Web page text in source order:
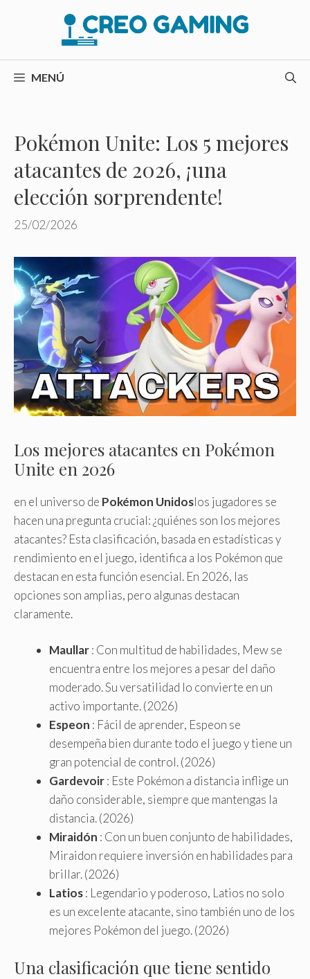
MENÚ
Pokémon Unite: Los 5 mejores
atacantes de 2026, ¡una
elección sorprendente!
25/02/2026
Los mejores atacantes en Pokémon
Unite en 2026
en el universo de Pokémon Unidoslos jugadores se
hacen una pregunta crucial: ¿quiénes son los mejores
atacantes? Esta clasificación, basada en estadísticas y
rendimiento en el juego, identifica a los Pokémon que
destacan en esta función esencial. En 2026, las
opciones son amplias, pero algunas destacan
claramente.
Maullar: Con multitud de habilidades, Mew se
encuentra entre los mejores a pesar del daño
moderado. Su versatilidad lo convierte en un
activo importante. (2026)
Espeon : Fácil de aprender, Espeon se
desempeña bien durante todo el juego y tiene un
gran potencial de control. (2026)
Gardevoir: Este Pokémon a distancia inflige un
daño considerable, siempre que mantengas la
distancia. (2026)
Miraidón : Con un buen conjunto de habilidades,
Miraidon requiere inversión en habilidades para
brillar. (2026)
Latios: Legendario y poderoso, Latios no solo
es un excelente atacante, sino también uno de los
mejores Pokémon del juego. (2026)
Una clasificación que tiene sentido